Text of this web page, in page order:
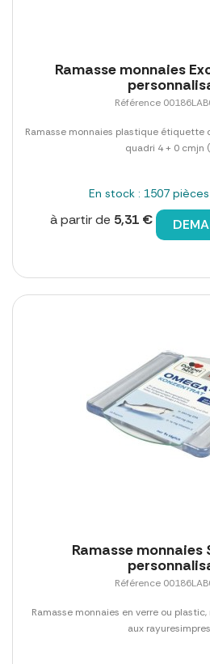
Ramasse monnaies
Référence
Ramasse monnaies plastique étiquette
quadri 4 + 0 cmjn
En stock : 1507
à partir de 5,31 €
Ramasse monnaies
Référence
Ramasse monnaies en verre ou
aux